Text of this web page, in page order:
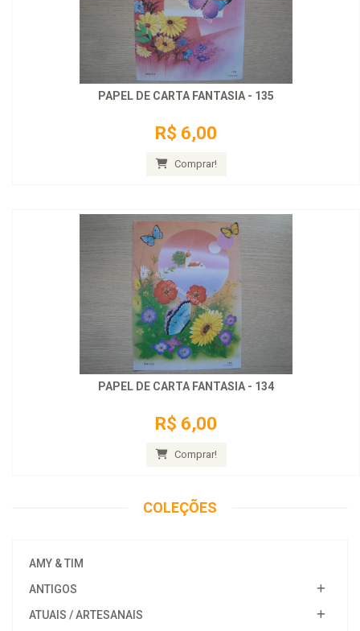
PAPEL DE CARTA FANTASIA - 135
R$ 6,00
Comprar!
PAPEL DE CARTA FANTASIA - 134
R$ 6,00
Comprar!
COLEÇÕES
AMY & TIM
ANTIGOS
ATUAIS / ARTESANAIS